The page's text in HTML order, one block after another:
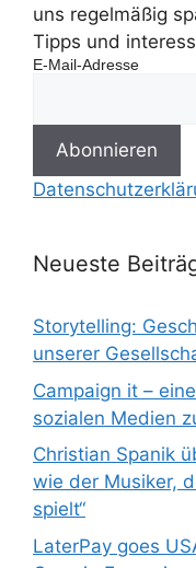
uns regelmäßig
Tipps und
E-Mail-Adresse
Neueste
Storytelling:
unserer
Campaign it –
sozialen Medien
Christian Spanik
wie der Musiker,
spielt“
LaterPay goes